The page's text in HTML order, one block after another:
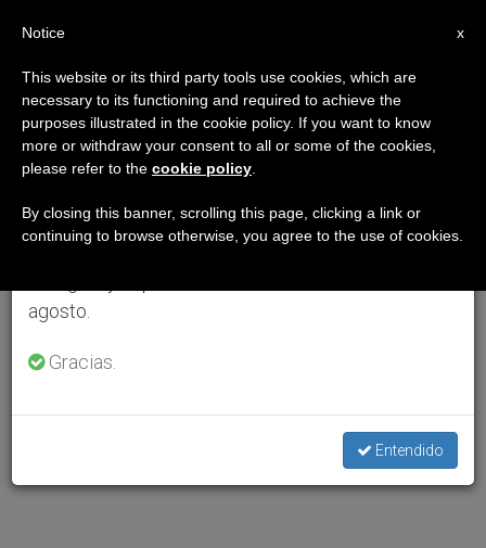
×
Aviso importante
Del 27 de julio al 7 de agosto haremos la pausa
anual, aprovechando que en el periodo de verano
se generan menos informaciones y también el
agosto.
Gracias.
Entendido
x
Notice
This website or its third party tools use cookies, which are
necessary to its functioning and required to achieve the
purposes illustrated in the cookie policy. If you want to know
more or withdraw your consent to all or some of the cookies,
please refer to the cookie policy
By closing this banner, scrolling this page, clicking a link or
continuing to browse otherwise, you agree to the use of cookies.